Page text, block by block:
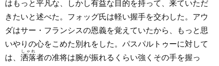
はもっと平凡な、しかし有益な目的を持って、来ていただ
きたいと述べた。フォッグ氏は軽い握手を交わした。アウ
ダはサー・フランシスの恩義を覚えていたから、もっと思
いやりの心をこめた別れをした。パスパルトゥーに対して
は、 洒落
しゃれ
者の准将は腕が振れるくらい強くその手を握っ